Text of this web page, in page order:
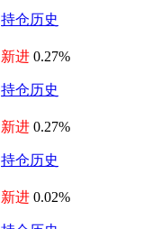
持仓历史
新进 0.27%
持仓历史
新进 0.27%
持仓历史
新进 0.02%